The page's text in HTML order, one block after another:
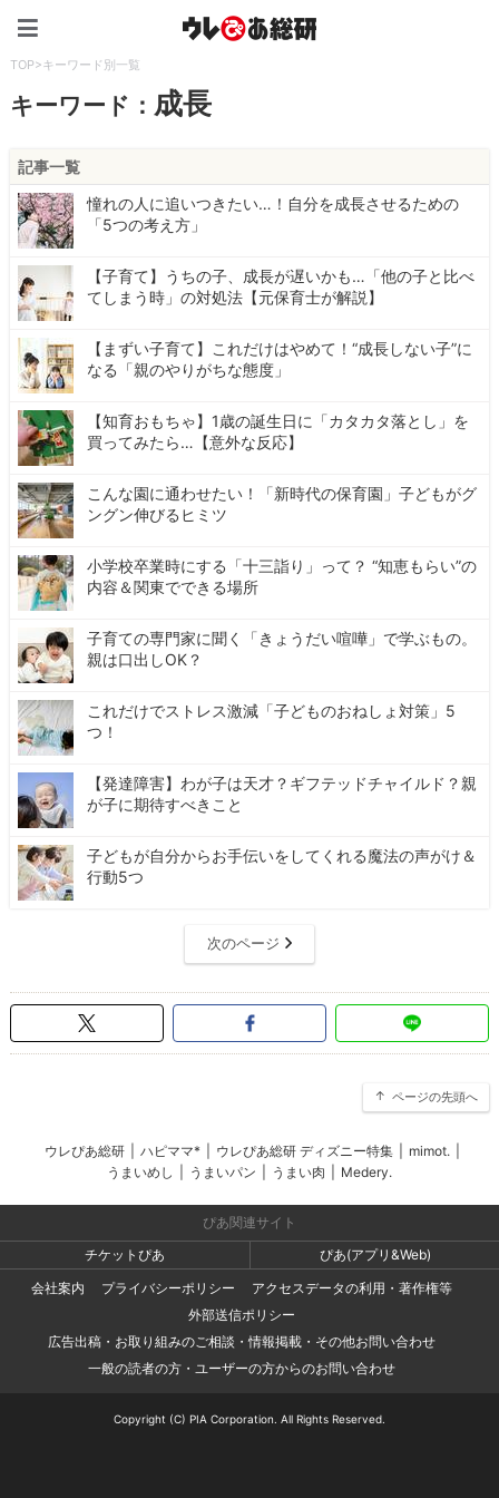
TOP>キーワード別一覧
キーワード： 成長
記事一覧
憧れの人に追いつきたい…！自分を成長させるための
「5つの考え方」
【子育て】うちの子、成長が遅いかも…「他の子と比べ
てしまう時」の対処法【元保育士が解説】
【まずい子育て】これだけはやめて！“成長しない子”に
なる「親のやりがちな態度」
【知育おもちゃ】1歳の誕生日に「カタカタ落とし」を
買ってみたら…【意外な反応】
こんな園に通わせたい！「新時代の保育園」子どもがグ
ングン伸びるヒミツ
小学校卒業時にする「十三詣り」って？ “知恵もらい”の
内容＆関東でできる場所
子育ての専門家に聞く「きょうだい喧嘩」で学ぶもの。
親は口出しOK？
これだけでストレス激減「子どものおねしょ対策」5
つ！
【発達障害】わが子は天才？ギフテッドチャイルド？親
が子に期待すべきこと
子どもが自分からお手伝いをしてくれる魔法の声がけ＆
行動5つ
次のページ
ページの先頭へ
ウレぴあ総研 ハピママ* ウレぴあ総研 ディズニー特集 mimot.
うまいめし
うまいパン うまい肉 Medery.
ぴあ関連サイト
チケットぴあ
ぴあ(アプリ&Web)
会社案内
プライバシーポリシー
アクセスデータの利用・著作権等
外部送信ポリシー
広告出稿・お取り組みのご相談・情報掲載・その他お問い合わせ
一般の読者の方・ユーザーの方からのお問い合わせ
Copyright (C) PIA Corporation. All Rights Reserved.